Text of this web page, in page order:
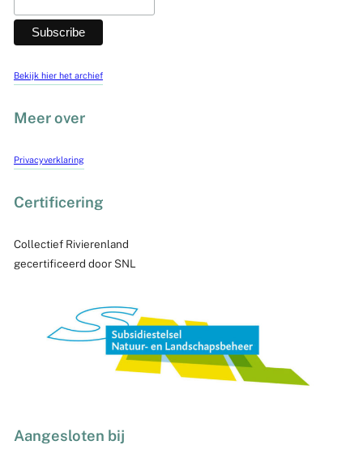
Bekijk hier het archief
Meer over
Privacyverklaring
Certificering
Collectief Rivierenland
gecertificeerd door SNL
Aangesloten bij